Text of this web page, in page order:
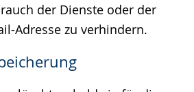
der Dienste oder der
Adresse zu verhindern.